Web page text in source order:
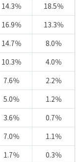
14.3％
18.5％
16.9％
13.3％
14.7％
8.0％
10.3％
4.0％
7.6％
2.2％
5.0％
1.2％
3.6％
0.7％
7.0％
1.1％
1.7％
0.3％